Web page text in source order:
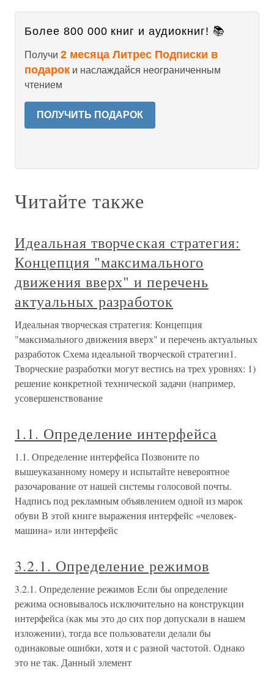
Более 800 000 книг и аудиокниг! 📚
Получи 2 месяца Литрес Подписки в
подарок и наслаждайся неограниченным
чтением
ПОЛУЧИТЬ ПОДАРОК
Читайте также
Идеальная творческая стратегия:
Концепция "максимального
движения вверх" и перечень
актуальных разработок
Идеальная творческая стратегия: Концепция
"максимального движения вверх" и перечень актуальных
разработок Схема идеальной творческой стратегии1.
Творческие разработки могут вестись на трех уровнях: 1)
решение конкретной технической задачи (например,
усовершенствование
1.1. Определение интерфейса
1.1. Определение интерфейса Позвоните по
вышеуказанному номеру и испытайте невероятное
разочарование от нашей системы голосовой почты.
Надпись под рекламным объявлением одной из марок
обуви В этой книге выражения интерфейс «человек-
машина» или интерфейс
3.2.1. Определение режимов
3.2.1. Определение режимов Если бы определение
режима основывалось исключительно на конструкции
интерфейса (как мы это до сих пор допускали в нашем
изложении), тогда все пользователи делали бы
одинаковые ошибки, хотя и с разной частотой. Однако
это не так. Данный элемент